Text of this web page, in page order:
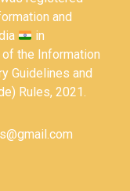
and
in
the Information
Guidelines and
Rules, 2021.